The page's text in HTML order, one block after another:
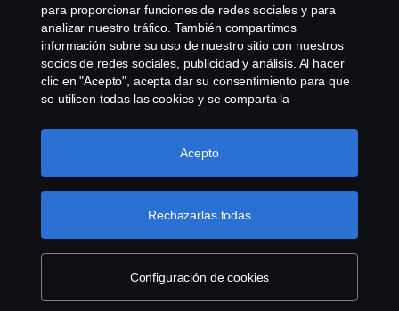
Sistema de Denuncias
Configuración de cookies
reservados. Scania Argentina S.A.U. - Piedrabuena
5400, Grand Bourg, CP (1615) Buenos Aires,
Argentina. Tel. (54) 03327 45 1000
para proporcionar funciones de redes sociales y para
analizar nuestro tráfico. También compartimos
información sobre su uso de nuestro sitio con nuestros
socios de redes sociales, publicidad y análisis. Al hacer
clic en "Acepto", acepta dar su consentimiento para que
se utilicen todas las cookies y se comparta la
haciendo clic en "Configuración de cookies" y
seleccionando las categorías que desea aceptar. Para
Más información sobre su privacidad
Configuración de cookies
Rechazarlas todas
Acepto